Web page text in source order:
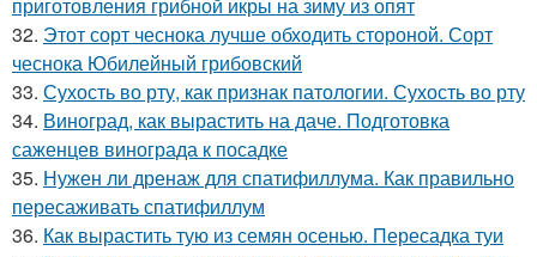
32. Этот сорт чеснока лучше обходить стороной. Сорт
чеснока Юбилейный грибовский
33. Сухость во рту, как признак патологии. Сухость во рту
34. Виноград, как вырастить на даче. Подготовка
саженцев винограда к посадке
35. Нужен ли дренаж для спатифиллума. Как правильно
пересаживать спатифиллум
36. Как вырастить тую из семян осенью. Пересадка туи